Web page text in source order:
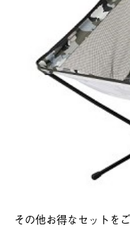
その他お得なセットを